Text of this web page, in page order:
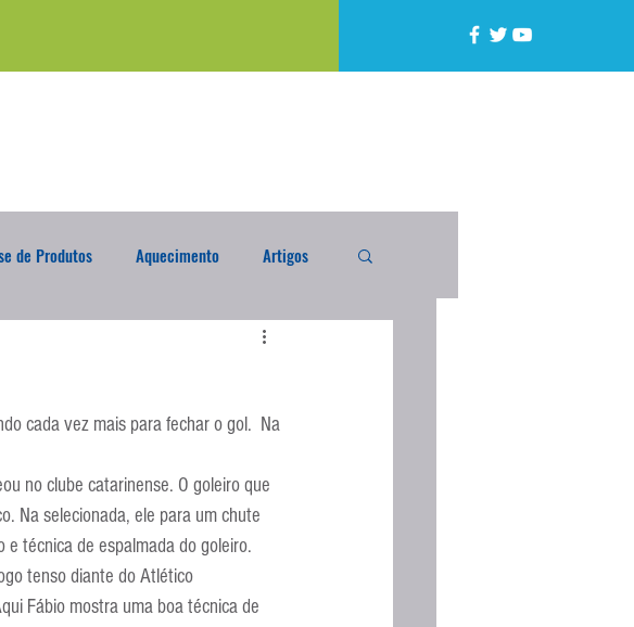
de Produtos Aquecimento Artigos
Compra Exterior
DVD Encaixada Enquete
Escola Espanhola
cada vez mais para fechar o gol.  Na
no clube catarinense. O goleiro que
Na selecionada, ele para um chute
técnica de espalmada do goleiro.
tenso diante do Atlético
Fábio mostra uma boa técnica de